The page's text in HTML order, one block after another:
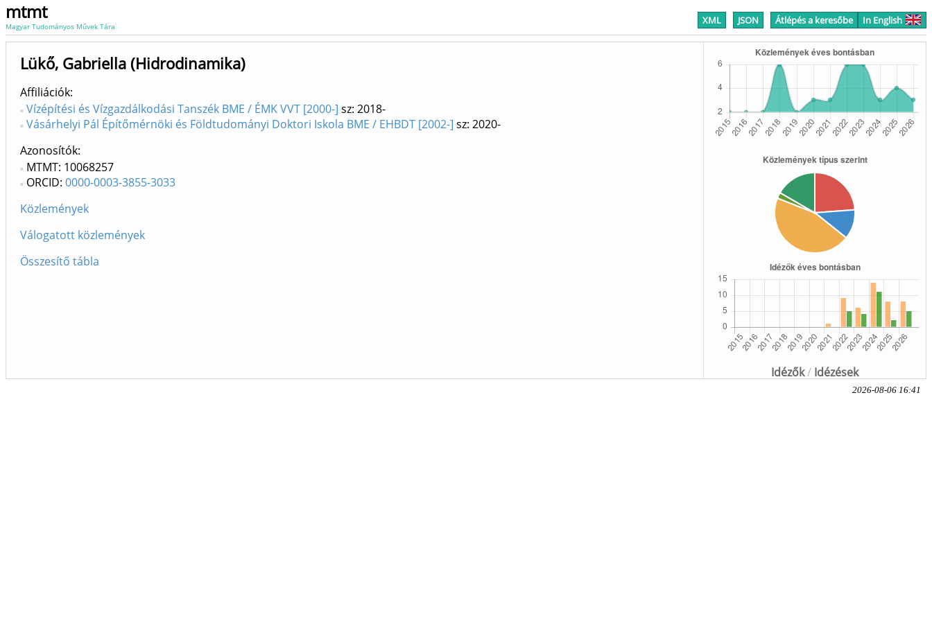
mtmt
Magyar Tudományos Művek Tára XML JSON Átlépés a keresőbe In English
Idézők/ Idézések
Lükő, Gabriella (Hidrodinamika)
Affiliációk
Vízépítési és Vízgazdálkodási Tanszék BME / ÉMK VVT [2000-] sz: 2018-
Vásárhelyi Pál Építőmérnöki és Földtudományi Doktori Iskola BME / EHBDT [2002-] sz: 2020-
Azonosítók
MTMT: 10068257
ORCID: 0000-0003-3855-3033
Közlemények
Válogatott közlemények
Összesítő tábla
2026-08-06 16:41